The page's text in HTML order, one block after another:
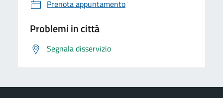
Prenota appuntamento
Problemi in città
Segnala disservizio